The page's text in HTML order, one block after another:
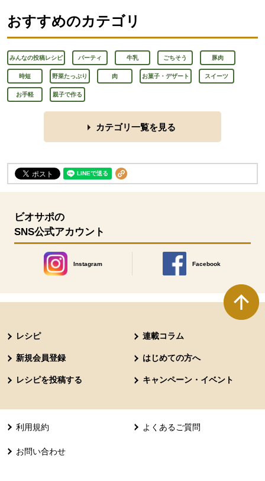
おすすめのカテゴリ
みんなの投稿レシピ パーティ 牛乳 ごちそう 豚肉
時短 野菜たっぷり 肉 お菓子・デザート スイーツ
お手軽 親子で作る
カテゴリ一覧を見る
ビオサポの
SNS公式アカウント
Instagram
別のウィンドウで開きます。
Facebook
別のウィンドウで開きます
レシピ 連載コラム
新規会員登録 はじめての方へ
レシピを投稿する キャンペーン・イベント
利用規約 よくあるご質問
お問い合わせ